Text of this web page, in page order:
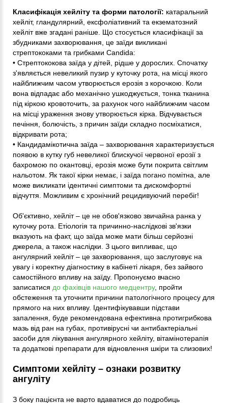
Класифікація хейліту та форми патології: катаральний
хейліт, гландулярний, ексфоліативний та екзематозний
хейліт вже згадані раніше. Що стосується класифікації за
збудниками захворювання, це заїди викликані
стрептококами та грибками Candida:
• Стрептококова заїда у дітей, рідше у дорослих. Спочатку
з'являється невеликий пузир у куточку рота, на місці якого
найближчим часом утворюється ерозія з корочкою. Коли
вона відпадає або механічно ушкоджується, тонка тканина
під кіркою кровоточить, за рахунок чого найближчим часом
на місці ураження знову утворюється кірка. Відчувається
печіння, болючість, з причин заїди складно посміхатися,
відкривати рота;
• Кандидамікотична заїда – захворювання характеризується
появою в кутку губ невеликої блискучої червоної ерозії з
бахромою по окантовці, ерозія може бути покрита світлим
нальотом. Як такої кірки немає, і заїда погано помітна, але
може викликати ідентичні симптоми та дискомфортні
відчуття. Можливим є хронічний рецидивуючий перебіг!
Об'єктивно, хейліт – це не обов'язково звичайна ранка у
куточку рота. Етіологія та причинно-наслідкові зв'язки
вказують на факт, що заїда може мати більш серйозні
джерела, а також наслідки. З цього випливає, що
ангулярний хейліт – це захворювання, що заслуговує на
увагу і коректну діагностику в кабінеті лікаря, без зайвого
самостійного впливу на заїду. Пропонуємо вчасно
записатися до фахівців нашого медцентру, пройти
обстеження та уточнити причини патологічного процесу для
прямого на них впливу. Ідентифікувавши підстави
запалення, буде рекомендована ефективна протигрибкова
мазь від ран на губах, противірусні чи антибактеріальні
засоби для лікування ангулярного хейліту, вітамінотерапія
та додаткові препарати для відновлення шкіри та слизових!
Симптоми хейліту – ознаки розвитку
ангуліту
З боку пацієнта не варто вдаватися до подробиць